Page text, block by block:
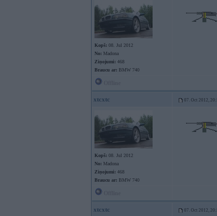
Kopš: 08. Jul 2012
No: Madona
Ziņojumi: 468
Braucu ar: BMW 740
xtcxtc 07. Oct 2012,
Kopš: 08. Jul 2012
No: Madona
Ziņojumi: 468
Braucu ar: BMW 740
xtcxtc 07. Oct 2012,